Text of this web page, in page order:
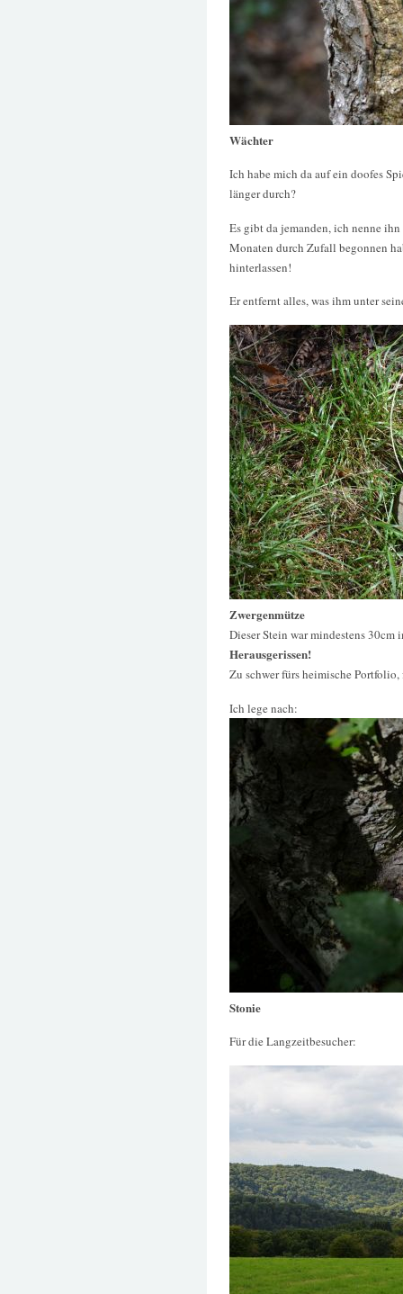
Wächter
Ich habe mich da auf ein doofes
länger durch?
Es gibt da jemanden, ich nenne
Monaten durch Zufall begonnen
hinterlassen!
Er entfernt alles, was ihm unter
Zwergenmütze
Dieser Stein war mindestens
Herausgerissen!
Zu schwer fürs heimische Portfolio,
Ich lege nach:
Stonie
Für die Langzeitbesucher: